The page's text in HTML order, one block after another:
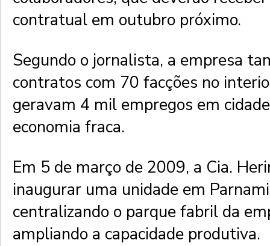
contratual em outubro próximo.
Segundo o jornalista, a empresa
contratos com 70 facções no
geravam 4 mil empregos em
economia fraca.
Em 5 de março de 2009, a Cia.
inaugurar uma unidade em
centralizando o parque fabril da
ampliando a capacidade produtiva.